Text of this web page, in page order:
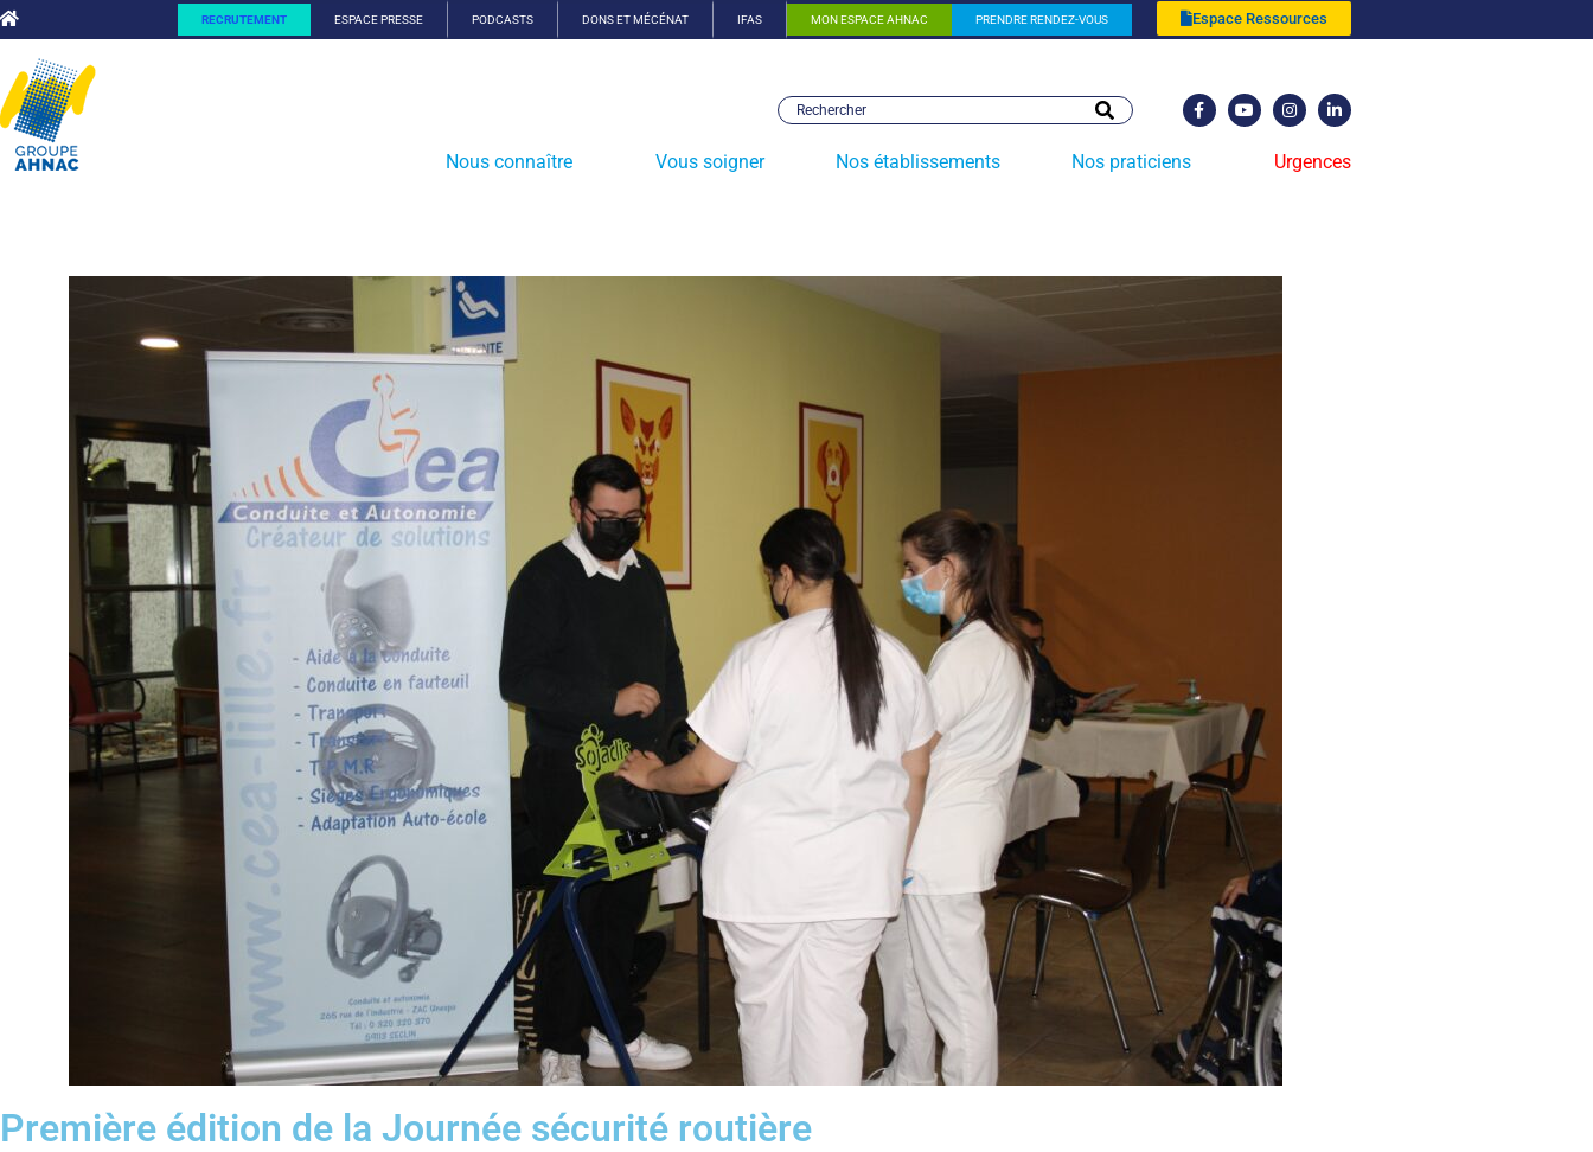
RECRUTEMENT ESPACE PRESSE PODCASTS DONS ET MÉCÉNAT IFAS MON ESPACE AHNAC PRENDRE RENDEZ-VOUS Espace Ressources
Nous connaître Vous soigner Nos établissements Nos praticiens Urgences
Première édition de la Journée sécurité routière